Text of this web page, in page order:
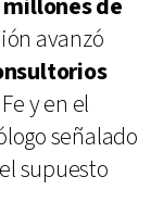
millones de
avanzó
y en el
señalado
supuesto